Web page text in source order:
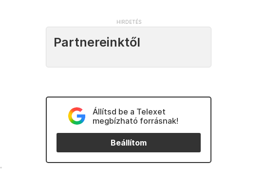
Partnereinktől
Állítsd be a Telexet
megbízható forrásnak!
Beállítom